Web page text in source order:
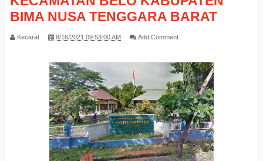
BIMA NUSA TENGGARA BARAT
Kecarat 8/16/2021 09:53:00 AM Add Comment